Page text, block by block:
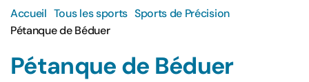
Accueil Tous les sports Sports de Précision
Pétanque de Béduer
Pétanque de Béduer